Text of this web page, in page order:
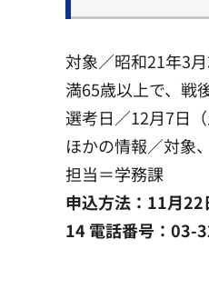
対象／昭和21年3
満65歳以上で、戦
選考日／12月7日（
ほかの情報／対象
担当＝学務課
申込方法：11月
14 電話番号：03-